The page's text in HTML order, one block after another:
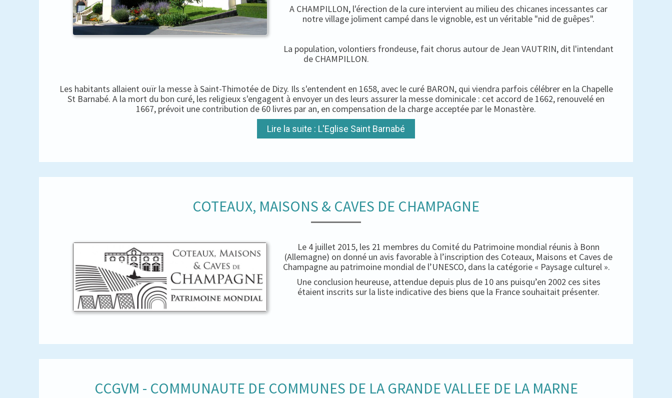
A CHAMPILLON, l'érection de la cure intervient au milieu des chicanes incessantes car
notre village joliment campé dans le vignoble, est un véritable "nid de guêpes".
La population, volontiers frondeuse, fait chorus autour de Jean VAUTRIN, dit l'intendant
de CHAMPILLON.
Les habitants allaient ouïr la messe à Saint-Thimotée de Dizy. Ils s'entendent en 1658, avec le curé BARON, qui viendra parfois célébrer en la Chapelle
St Barnabé. A la mort du bon curé, les religieux s'engagent à envoyer un des leurs assurer la messe dominicale : cet accord de 1662, renouvelé en
1667, prévoit une contribution de 60 livres par an, en compensation de la charge acceptée par le Monastère.
Lire la suite : L'Eglise Saint Barnabé
COTEAUX, MAISONS & CAVES DE CHAMPAGNE
Le 4 juillet 2015, les 21 membres du Comité du Patrimoine mondial réunis à Bonn
(Allemagne) on donné un avis favorable à l’inscription des Coteaux, Maisons et Caves de
Champagne au patrimoine mondial de l’UNESCO, dans la catégorie « Paysage culturel ».
Une conclusion heureuse, attendue depuis plus de 10 ans puisqu’en 2002 ces sites
étaient inscrits sur la liste indicative des biens que la France souhaitait présenter.
CCGVM - COMMUNAUTE DE COMMUNES DE LA GRANDE VALLEE DE LA MARNE